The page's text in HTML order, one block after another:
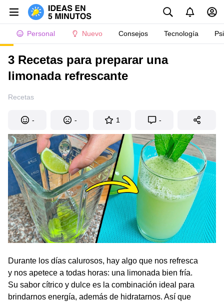
Personal Nuevo Consejos Tecnología
3 Recetas para preparar una
limonada refrescante
Recetas
- - 1 -
Durante los días calurosos, hay algo que nos refresca
y nos apetece a todas horas: una limonada bien fría.
Su sabor cítrico y dulce es la combinación ideal para
brindarnos energía, además de hidratarnos. Así que